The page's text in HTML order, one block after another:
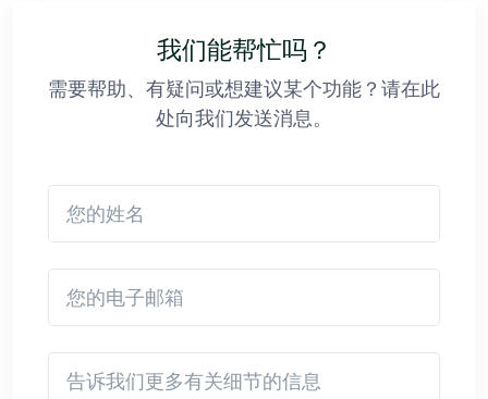
我们能帮忙吗？
需要帮助、有疑问或想建议某个功能？请在此
处向我们发送消息。